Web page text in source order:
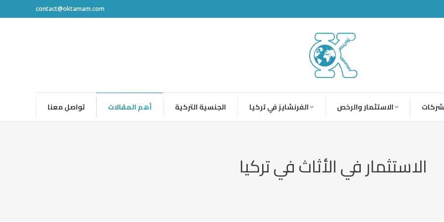
contact@oktamam.com
الاستثمار والرخص الفرنشايز في تركيا الجنسية التركية أهم المقالات تواصل معنا
الاستثمار في الأثاث في تركيا